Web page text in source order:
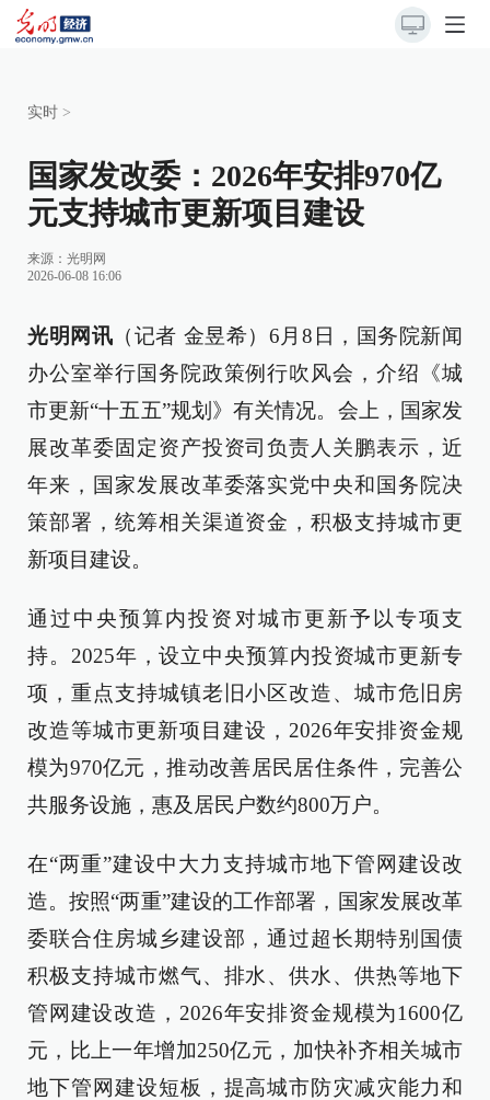
实时 >
国家发改委：2026年安排970亿
元支持城市更新项目建设
来源： 光明网
2026-06-08 16:06
光明网讯 （记者 金昱希）6月8日，国务院新闻
办公室举行国务院政策例行吹风会，介绍《城
市更新“十五五”规划》有关情况。会上，国家发
展改革委固定资产投资司负责人关鹏表示，近
年来，国家发展改革委落实党中央和国务院决
策部署，统筹相关渠道资金，积极支持城市更
新项目建设。
通过中央预算内投资对城市更新予以专项支
持。2025年，设立中央预算内投资城市更新专
项，重点支持城镇老旧小区改造、城市危旧房
改造等城市更新项目建设，2026年安排资金规
模为970亿元，推动改善居民居住条件，完善公
共服务设施，惠及居民户数约800万户。
在“两重”建设中大力支持城市地下管网建设改
造。按照“两重”建设的工作部署，国家发展改革
委联合住房城乡建设部，通过超长期特别国债
积极支持城市燃气、排水、供水、供热等地下
管网建设改造，2026年安排资金规模为1600亿
元，比上一年增加250亿元，加快补齐相关城市
地下管网建设短板，提高城市防灾减灾能力和